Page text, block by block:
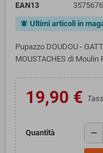
EAN13
notifications_active Ultimi articoli in
Pupazzo DOUDOU -
MOUSTACHES di Moulin
19,90 €
Quantità remove